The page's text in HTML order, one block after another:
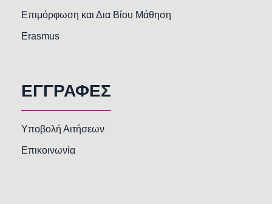
Επιμόρφωση και Δια Βίου Μάθηση
Erasmus
ΕΓΓΡΑΦΕΣ
Υποβολή Αιτήσεων
Επικοινωνία